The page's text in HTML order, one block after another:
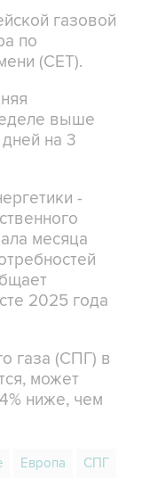
газовой
по
(CET).
выше
на 3
-
месяца
2025 года
газа (СПГ) в
может
ниже, чем
Европа СПГ